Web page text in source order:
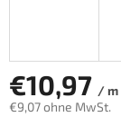
€10,97 / m
€9,07 ohne MwSt.